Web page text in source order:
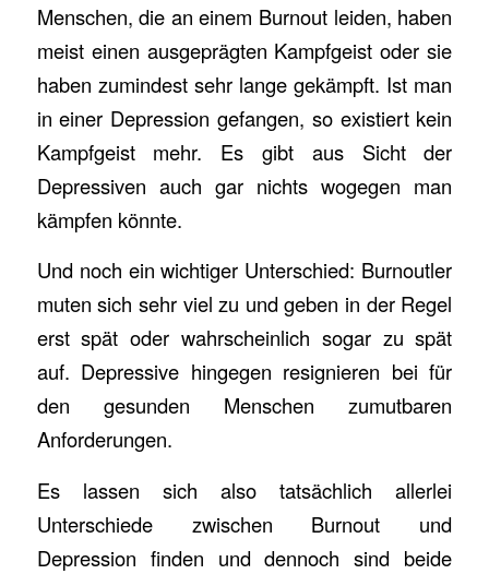
Menschen, die an einem Burnout leiden, haben
meist einen ausgeprägten Kampfgeist oder sie
haben zumindest sehr lange gekämpft. Ist man
in einer Depression gefangen, so existiert kein
Kampfgeist mehr. Es gibt aus Sicht der
Depressiven auch gar nichts wogegen man
kämpfen könnte.
Und noch ein wichtiger Unterschied: Burnoutler
muten sich sehr viel zu und geben in der Regel
erst spät oder wahrscheinlich sogar zu spät
auf. Depressive hingegen resignieren bei für
den gesunden Menschen zumutbaren
Anforderungen.
Es lassen sich also tatsächlich allerlei
Unterschiede zwischen Burnout und
Depression finden und dennoch sind beide